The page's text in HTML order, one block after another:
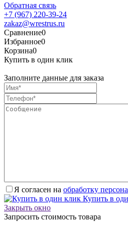
Обратная связь
+7 (967) 220-39-24
zakaz@wrestrus.ru
Сравнение0
Избранное0
Корзина0
Купить в один клик
Заполните данные для заказа
Я согласен на обработку
Купить в
Закрыть окно
Запросить стоимость товара